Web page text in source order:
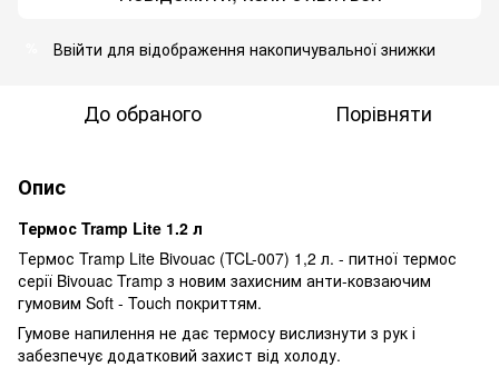
Ввійти для відображення накопичувальної знижки
До обраного Порівняти
Опис
Термос Tramp Lite 1.2 л
Термос Tramp Lite Bivouac (TCL-007) 1,2 л. - питної термос
серії Bivouac Tramp з новим захисним анти-ковзаючим
гумовим Soft - Touch покриттям.
Гумове напилення не дає термосу вислизнути з рук і
забезпечує додатковий захист від холоду.